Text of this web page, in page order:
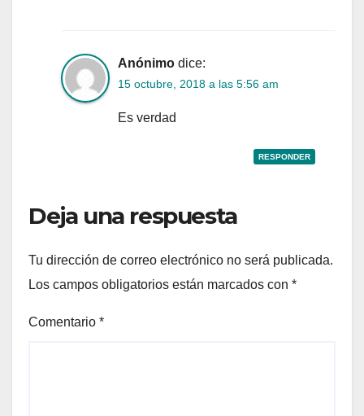
Anónimo dice:
15 octubre, 2018 a las 5:56 am
Es verdad
RESPONDER
Deja una respuesta
Tu dirección de correo electrónico no será publicada.
Los campos obligatorios están marcados con *
Comentario *